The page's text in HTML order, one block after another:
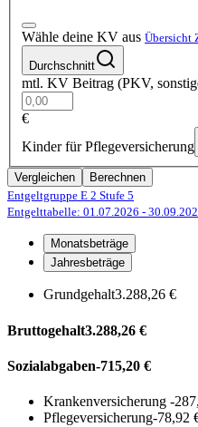
Wähle deine KV aus Übersicht
Durchschnitt
mtl. KV Beitrag (PKV,
€
Kinder für Pflegeversicherung
Vergleichen
Berechnen
Entgeltgruppe E 2 Stufe 5
Entgelttabelle: 01.07.2026 -
Monatsbeträge
Jahresbeträge
Grundgehalt3.288,26 €
Bruttogehalt3.288,26 €
Sozialabgaben-715,20 €
Krankenversicherung -
Pflegeversicherung-78,92